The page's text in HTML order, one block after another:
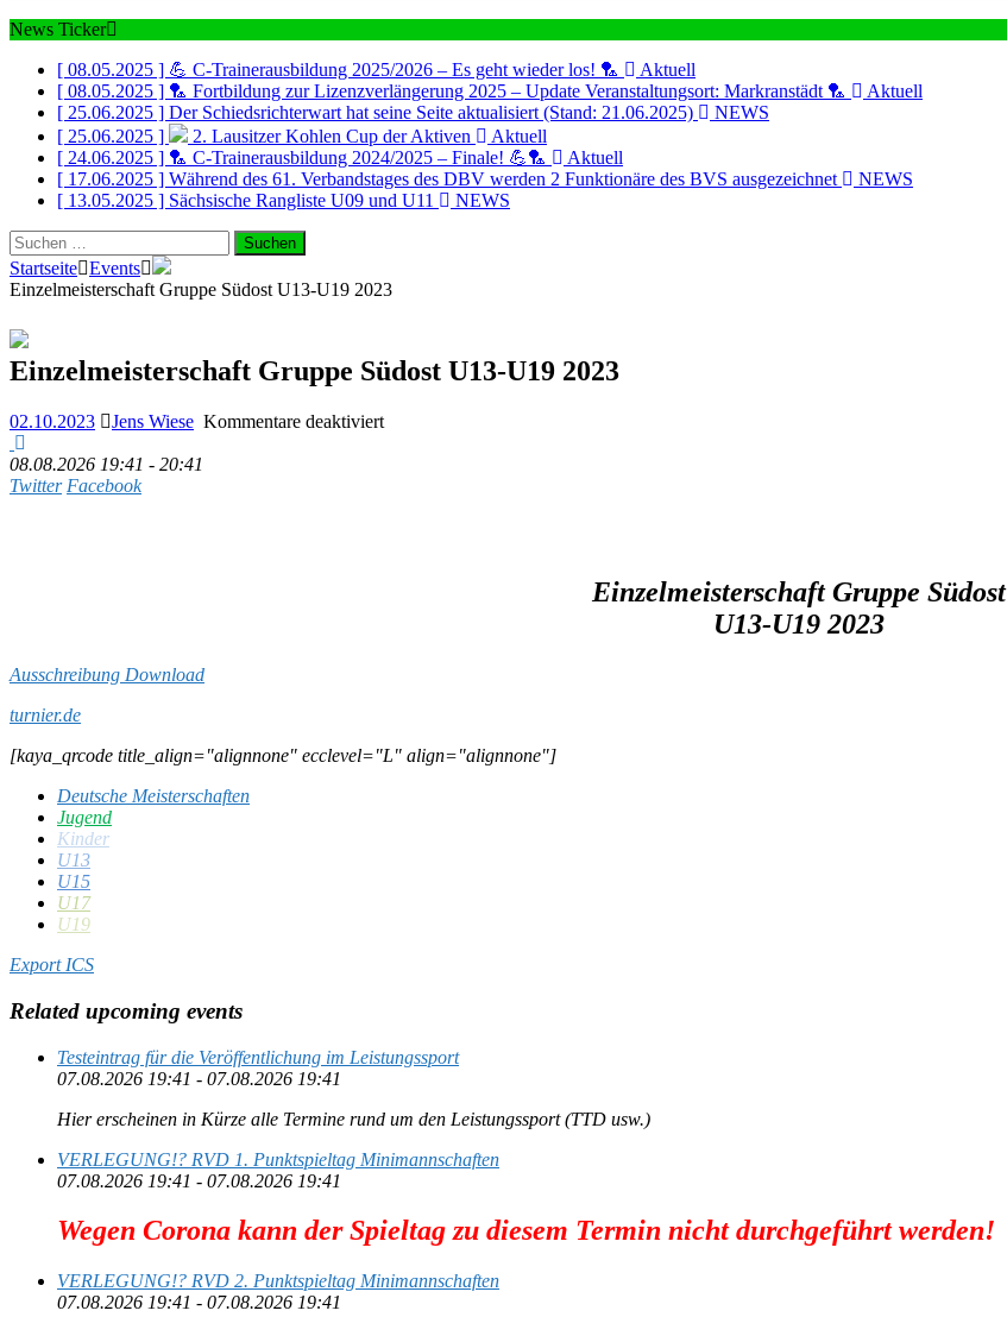
News Ticker
[ 08.05.2025 ] 💪 C-Trainerausbildung 2025/2026 – Es geht wieder los! 🏸
Aktuell
[ 08.05.2025 ] 🏸 Fortbildung zur Lizenzverlängerung 2025 – Update Veranstaltungsort: Markranstädt 🏸
Aktuell
[ 25.06.2025 ] Der Schiedsrichterwart hat seine Seite aktualisiert (Stand: 21.06.2025)
NEWS
[ 25.06.2025 ]
2. Lausitzer Kohlen Cup der Aktiven
Aktuell
[ 24.06.2025 ] 🏸 C-Trainerausbildung 2024/2025 – Finale! 💪🏸
Aktuell
[ 17.06.2025 ] Während des 61. Verbandstages des DBV werden 2 Funktionäre des BVS ausgezeichnet
NEWS
[ 13.05.2025 ] Sächsische Rangliste U09 und U11
NEWS
Suchen
nach:
Startseite Events
Einzelmeisterschaft Gruppe Südost U13-U19 2023
Einzelmeisterschaft Gruppe Südost U13-U19 2023
02.10.2023 Jens Wiese Kommentare deaktiviertfür
08.08.2026 19:41 - 20:41
Twitter Facebook
Einzelmeisterschaft Gruppe Südost
U13-U19 2023
Ausschreibung Download
turnier.de
[kaya_qrcode title_align="alignnone" ecclevel="L" align="alignnone"]
Deutsche Meisterschaften
Jugend
Kinder
U13
U15
U17
U19
Export ICS
Related upcoming events
Testeintrag für die Veröffentlichung im Leistungssport
07.08.2026 19:41 - 07.08.2026 19:41
Hier erscheinen in Kürze alle Termine rund um den Leistungssport (TTD usw.)
VERLEGUNG!? RVD 1. Punktspieltag Minimannschaften
07.08.2026 19:41 - 07.08.2026 19:41
Wegen Corona kann der Spieltag zu diesem Termin nicht durchgeführt werden!
VERLEGUNG!? RVD 2. Punktspieltag Minimannschaften
07.08.2026 19:41 - 07.08.2026 19:41